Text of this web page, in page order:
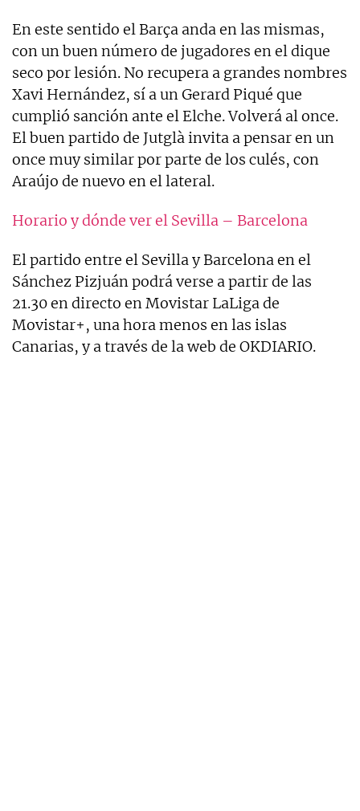
En este sentido el Barça anda en las mismas,
con un buen número de jugadores en el dique
seco por lesión. No recupera a grandes nombres
Xavi Hernández, sí a un Gerard Piqué que
cumplió sanción ante el Elche. Volverá al once.
El buen partido de Jutglà invita a pensar en un
once muy similar por parte de los culés, con
Araújo de nuevo en el lateral.
Horario y dónde ver el Sevilla – Barcelona
El partido entre el Sevilla y Barcelona en el
Sánchez Pizjuán podrá verse a partir de las
21.30 en directo en Movistar LaLiga de
Movistar+, una hora menos en las islas
Canarias, y a través de la web de OKDIARIO.